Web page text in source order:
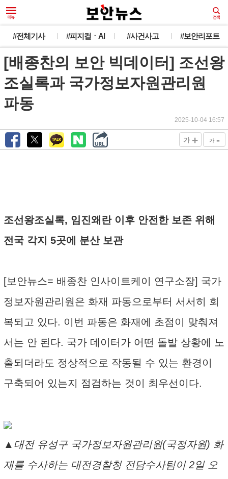
#전체기사 #피지컬ㆍAI #사건사고 #보안리포트
[배종찬의 보안 빅데이터] 조선왕
조실록과 국가정보자원관리원
파동
2025-10-04 16:57
가 + 가 -
조선왕조실록, 임진왜란 이후 안전한 보존 위해
전국 각지 5곳에 분산 보관
[보안뉴스= 배종찬 인사이트케이 연구소장] 국가
정보자원관리원은 화재 파동으로부터 서서히 회
복되고 있다. 이번 파동은 화재에 초점이 맞춰져
서는 안 된다. 국가 데이터가 어떤 돌발 상황에 노
출되더라도 정상적으로 작동될 수 있는 환경이
구축되어 있는지 점검하는 것이 최우선이다.
▲대전 유성구 국가정보자원관리원(국정자원) 화
재를 수사하는 대전경찰청 전담수사팀이 2일 오